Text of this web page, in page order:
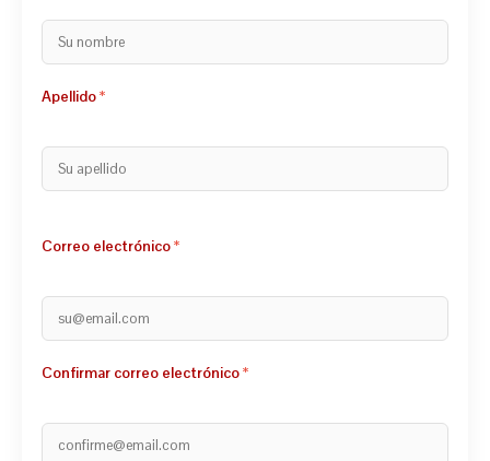
Apellido
Correo electrónico
Confirmar correo electrónico